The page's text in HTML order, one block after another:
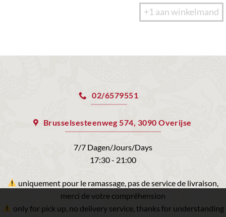
+1 aan winkelmand
02/6579551
Brusselsesteenweg 574, 3090 Overijse
7/7 Dagen/Jours/Days
17:30 - 21:00
uniquement pour le ramassage, pas de service de livraison,
merci de votre compréhension
only for pick up, no delivery service, thanks for understanding